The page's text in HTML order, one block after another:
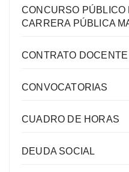
CONCURSO PÚBLICO
CARRERA PÚBLICA
CONTRATO DOCENTE
CONVOCATORIAS
CUADRO DE HORAS
DEUDA SOCIAL